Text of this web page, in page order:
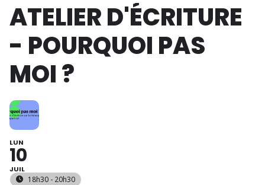
ATELIER D'ÉCRITURE
- POURQUOI PAS
MOI ?
LUN
10
JUIL
18h30 - 20h30